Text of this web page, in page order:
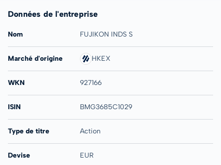
Données de l'entreprise
Nom FUJIKON INDS S
Marché d'origine HKEX
WKN 927166
ISIN BMG3685C1029
Type de titre Action
Devise EUR